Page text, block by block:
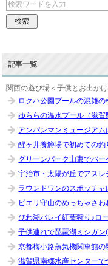
記事一覧
関西の遊び場＜子供とお出か
ロクハ公園プールの混雑
ゆららの温水プール（滋賀
アンパンマンミュージア
醒ヶ井養鱒場で初めての釣
グリーンパーク山東でバ
宇治市・太陽が丘でアスレ
ラウンドワンのスポッチ
ピエリ守山のめっちゃさ
びわ湖バレイ紅葉狩り♪ロ
子供連れで琵琶湖ミシガン
京都梅小路蒸気機関車館
滋賀県南郷水産センターで